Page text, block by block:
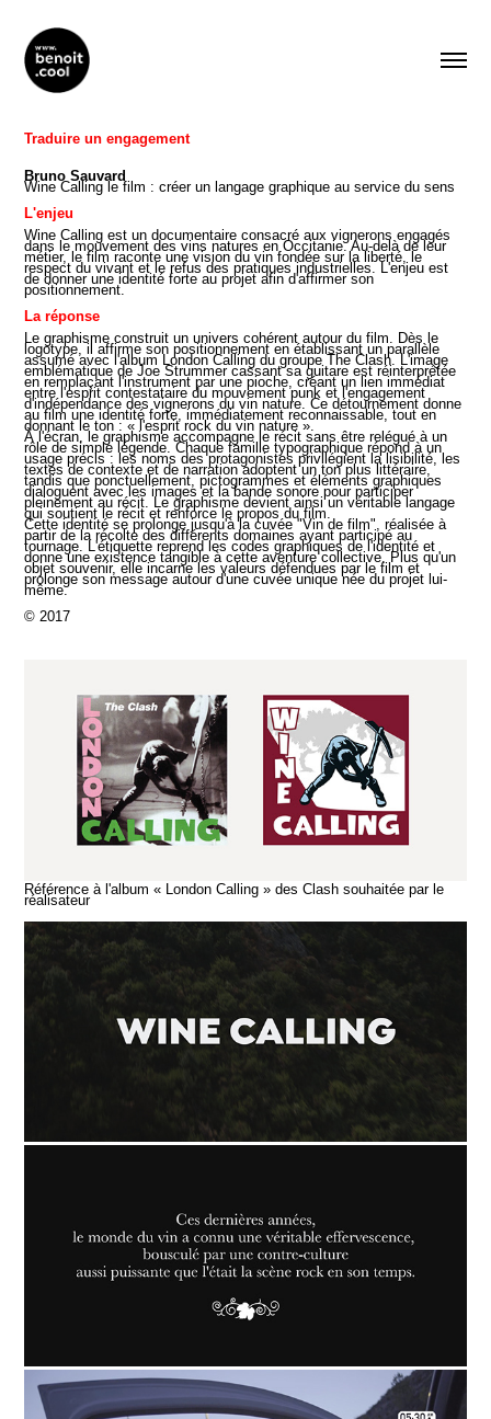
Traduire un engagement
Bruno Sauvard
Wine Calling le film : créer un langage graphique au service du sens
L'enjeu
Wine Calling est un documentaire consacré aux vignerons engagés
dans le mouvement des vins natures en Occitanie. Au-delà de leur
métier, le film raconte une vision du vin fondée sur la liberté, le
respect du vivant et le refus des pratiques industrielles. L'enjeu est
de donner une identité forte au projet afin d'affirmer son
positionnement.
La réponse
Le graphisme construit un univers cohérent autour du film. Dès le
logotype, il affirme son positionnement en établissant un parallèle
assumé avec l'album London Calling du groupe The Clash. L'image
emblématique de Joe Strummer cassant sa guitare est réinterprétée
en remplaçant l'instrument par une pioche, créant un lien immédiat
entre l'esprit contestataire du mouvement punk et l'engagement
d'indépendance des vignerons du vin nature. Ce détournement donne
au film une identité forte, immédiatement reconnaissable, tout en
donnant le ton : « l'esprit rock du vin nature ».
À l'écran, le graphisme accompagne le récit sans être relégué à un
rôle de simple légende. Chaque famille typographique répond à un
usage précis : les noms des protagonistes privilégient la lisibilité, les
textes de contexte et de narration adoptent un ton plus littéraire,
tandis que ponctuellement, pictogrammes et éléments graphiques
dialoguent avec les images et la bande sonore pour participer
pleinement au récit. Le graphisme devient ainsi un véritable langage
qui soutient le récit et renforce le propos du film.
Cette identité se prolonge jusqu'à la cuvée "Vin de film", réalisée à
partir de la récolte des différents domaines ayant participé au
tournage. L'étiquette reprend les codes graphiques de l'identité et
donne une existence tangible à cette aventure collective. Plus qu'un
objet souvenir, elle incarne les valeurs défendues par le film et
prolonge son message autour d'une cuvée unique née du projet lui-
même.
© 2017
Référence à l'album « London Calling » des Clash souhaitée par le
réalisateur